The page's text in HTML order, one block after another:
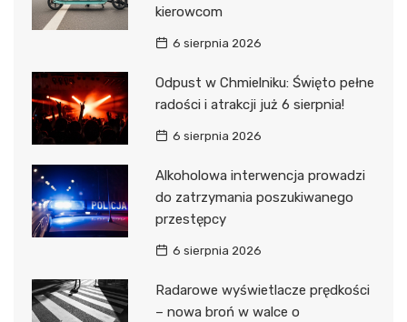
kierowcom
6 sierpnia 2026
Odpust w Chmielniku: Święto pełne
radości i atrakcji już 6 sierpnia!
6 sierpnia 2026
Alkoholowa interwencja prowadzi
do zatrzymania poszukiwanego
przestępcy
6 sierpnia 2026
Radarowe wyświetlacze prędkości
– nowa broń w walce o